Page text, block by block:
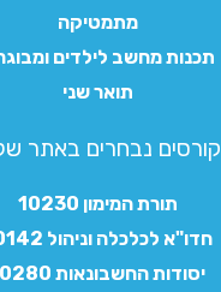
מתמטיקה
תכנות מחשב לילדים
תואר שני
קורסים נבחרים באתר
תורת המימון 10230
חדו"א לכלכלה וניהול 10142
יסודות החשבונאות 10280